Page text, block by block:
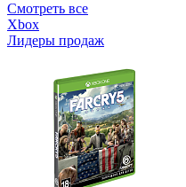
Смотреть все
Xbox
Лидеры продаж